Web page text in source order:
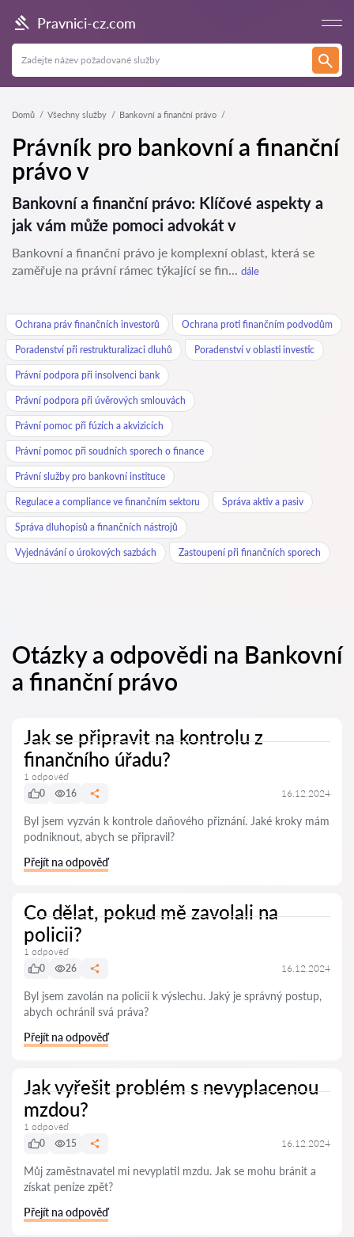
Pravnici-cz.com
Domů Všechny služby Bankovní a finanční právo
Právník pro bankovní a finanční
právo v
Bankovní a finanční právo: Klíčové aspekty a
jak vám může pomoci advokát v
Bankovní a finanční právo je komplexní oblast, která se
zaměřuje na právní rámec týkající se fin... dále
Ochrana práv finančních investorů Ochrana proti finančním podvodům
Poradenství při restrukturalizaci dluhů Poradenství v oblasti investic
Právní podpora při insolvenci bank
Právní podpora při úvěrových smlouvách
Právní pomoc při fúzích a akvizicích
Právní pomoc při soudních sporech o finance
Právní služby pro bankovní instituce
Regulace a compliance ve finančním sektoru Správa aktiv a pasiv
Správa dluhopisů a finančních nástrojů
Vyjednávání o úrokových sazbách Zastoupení při finančních sporech
Otázky a odpovědi na Bankovní
a finanční právo
Jak se připravit na kontrolu z
finančního úřadu?
1 odpověď
0
16 16.12.2024
Byl jsem vyzván k kontrole daňového přiznání. Jaké kroky mám
podniknout, abych se připravil?
Přejít na odpověď
Co dělat, pokud mě zavolali na
policii?
1 odpověď
0
26 16.12.2024
Byl jsem zavolán na policii k výslechu. Jaký je správný postup,
abych ochránil svá práva?
Přejít na odpověď
Jak vyřešit problém s nevyplacenou
mzdou?
1 odpověď
0
15 16.12.2024
Můj zaměstnavatel mi nevyplatil mzdu. Jak se mohu bránit a
získat peníze zpět?
Přejít na odpověď